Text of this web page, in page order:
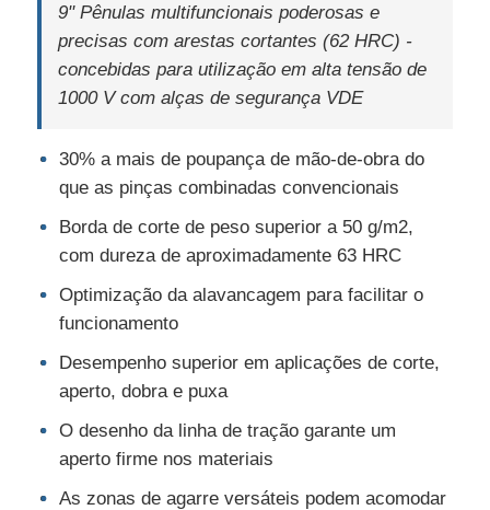
Alicates da combinação
Alicates longos do nariz
Telas de corte lateral
EXTREMIDADE QUE CORTA ALICATES
Pênis multifuncionais
Tela de desligamento
Tesouras combinadas
9" Pênulas multifuncionais poderosas e
precisas com arestas cortantes (62 HRC) -
concebidas para utilização em alta tensão de
1000 V com alças de segurança VDE
30% a mais de poupança de mão-de-obra do
que as pinças combinadas convencionais
Borda de corte de peso superior a 50 g/m2,
com dureza de aproximadamente 63 HRC
Optimização da alavancagem para facilitar o
funcionamento
Desempenho superior em aplicações de corte,
aperto, dobra e puxa
O desenho da linha de tração garante um
aperto firme nos materiais
As zonas de agarre versáteis podem acomodar